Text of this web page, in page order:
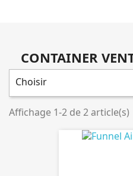
CONTAINER
Choisir
Affichage 1-2 de 2 article(s)